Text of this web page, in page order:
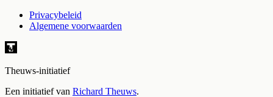
Privacybeleid
Algemene voorwaarden
Theuws-initiatief
Een initiatief van Richard Theuws.